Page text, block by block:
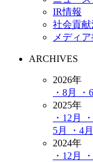
IR情報
社会貢献
メディ
ARCHIVES
2026年
・8月
・
2025年
・12月
5月
・4月
2024年
・12月